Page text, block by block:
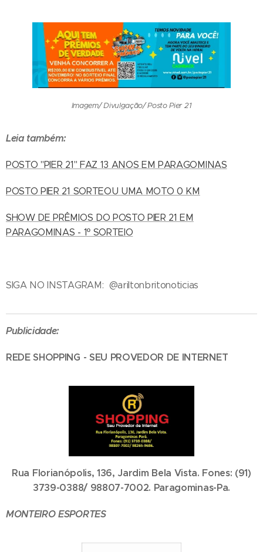
Imagem/ Divulgação/ Posto Pier 21
Leia também:
POSTO "PIER 21" FAZ 13 ANOS EM PARAGOMINAS
POSTO PIER 21 SORTEOU UMA MOTO 0 KM
SHOW DE PRÊMIOS DO POSTO PIER 21 EM
PARAGOMINAS - 1º SORTEIO
SIGA NO INSTAGRAM: @ariltonbritonoticias
Publicidade:
REDE SHOPPING - SEU PROVEDOR DE INTERNET
Rua Florianópolis, 136, Jardim Bela Vista. Fones: (91)
3739-0388/ 98807-7002. Paragominas-Pa.
MONTEIRO ESPORTES